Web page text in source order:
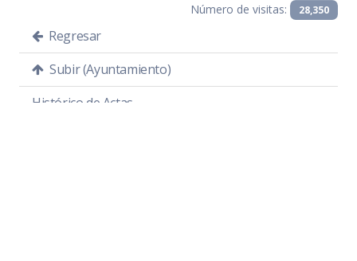
Número de visitas: 28,350
Regresar
Subir (Ayuntamiento)
Histórico de Actas